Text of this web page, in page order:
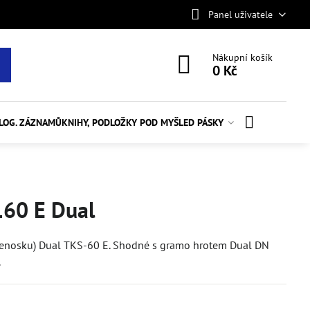
Panel uživatele
Nákupní košík
0 Kč
ZÁZNAMŮKNIHY, PODLOŽKY POD MYŠLED PÁSKY
E Dual
Dual TKS-60 E. Shodné s gramo hrotem Dual DN